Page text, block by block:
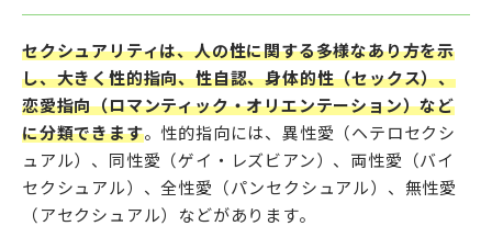
セクシュアリティは、人の性に関する多様なあり方を示
し、大きく性的指向、性自認、身体的性（セックス）、
恋愛指向（ロマンティック・オリエンテーション）など
に分類できます。性的指向には、異性愛（ヘテロセクシ
ュアル）、同性愛（ゲイ・レズビアン）、両性愛（バイ
セクシュアル）、全性愛（パンセクシュアル）、無性愛
（アセクシュアル）などがあります。